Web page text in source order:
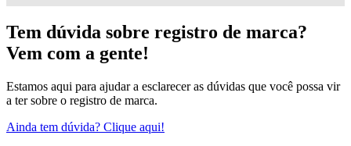
Tem dúvida sobre registro de marca?
Vem com a gente!
Estamos aqui para ajudar a esclarecer as dúvidas que você possa vir
a ter sobre o registro de marca.
Ainda tem dúvida? Clique aqui!